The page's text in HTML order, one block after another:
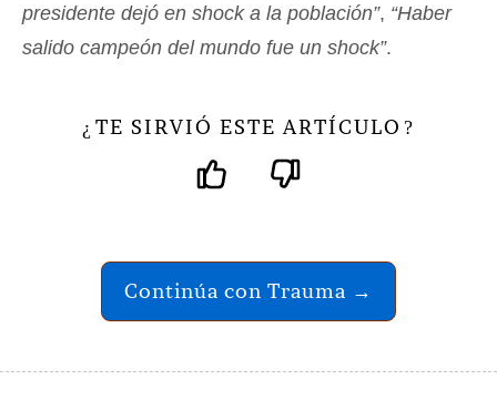
presidente dejó en shock a la población”, “Haber
salido campeón del mundo fue un shock”.
¿ TE SIRVIÓ ESTE ARTÍCULO ?
Continúa con Trauma →